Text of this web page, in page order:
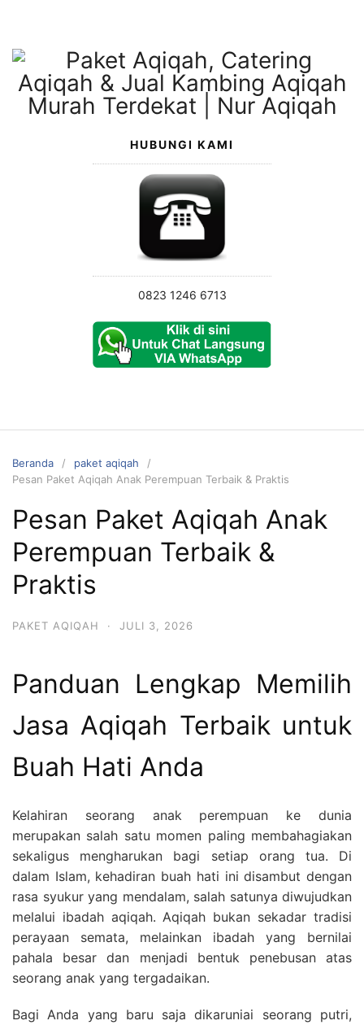
konten
HUBUNGI KAMI
0823 1246 6713
Beranda
paket aqiqah
Pesan Paket Aqiqah Anak Perempuan Terbaik & Praktis
Pesan Paket Aqiqah Anak
Perempuan Terbaik &
Praktis
PAKET AQIQAH · JULI 3, 2026
Panduan Lengkap Memilih
Jasa Aqiqah Terbaik untuk
Buah Hati Anda
Kelahiran seorang anak perempuan ke dunia
merupakan salah satu momen paling membahagiakan
sekaligus mengharukan bagi setiap orang tua. Di
dalam Islam, kehadiran buah hati ini disambut dengan
rasa syukur yang mendalam, salah satunya diwujudkan
melalui ibadah aqiqah. Aqiqah bukan sekadar tradisi
perayaan semata, melainkan ibadah yang bernilai
pahala besar dan menjadi bentuk penebusan atas
seorang anak yang tergadaikan.
Bagi Anda yang baru saja dikaruniai seorang putri,